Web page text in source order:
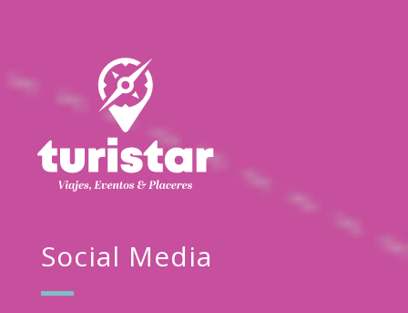
Social Media